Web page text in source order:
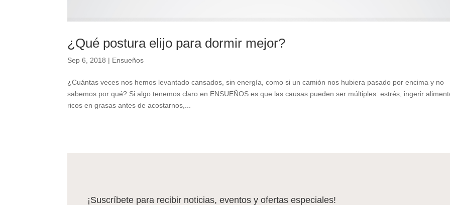
¿Qué postura elijo para dormir mejor?
Sep 6, 2018 | Ensueños
¿Cuántas veces nos hemos levantado cansados, sin energía, como si un camión nos hubiera pasado por encima y no
sabemos por qué? Si algo tenemos claro en ENSUEÑOS es que las causas pueden ser múltiples: estrés, ingerir
ricos en grasas antes de acostarnos,...
¡Suscríbete para recibir noticias, eventos y ofertas especiales!